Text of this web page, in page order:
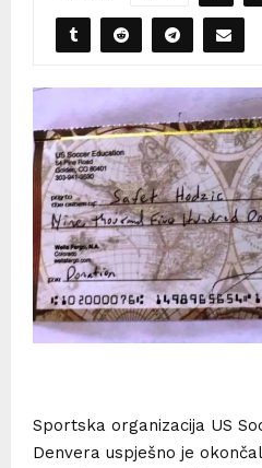
Sportska organizacija US
Denvera uspješno je